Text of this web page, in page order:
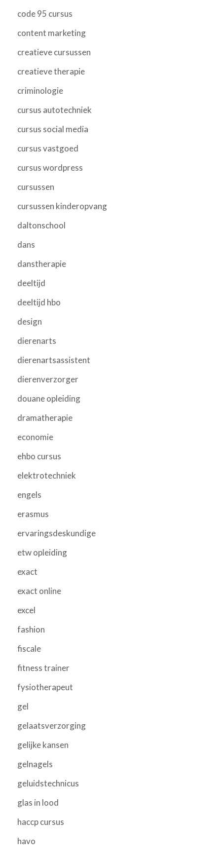
code 95 cursus
content marketing
creatieve cursussen
creatieve therapie
criminologie
cursus autotechniek
cursus social media
cursus vastgoed
cursus wordpress
cursussen
cursussen kinderopvang
daltonschool
dans
danstherapie
deeltijd
deeltijd hbo
design
dierenarts
dierenartsassistent
dierenverzorger
douane opleiding
dramatherapie
economie
ehbo cursus
elektrotechniek
engels
erasmus
ervaringsdeskundige
etw opleiding
exact
exact online
excel
fashion
fiscale
fitness trainer
fysiotherapeut
gel
gelaatsverzorging
gelijke kansen
gelnagels
geluidstechnicus
glas in lood
haccp cursus
havo